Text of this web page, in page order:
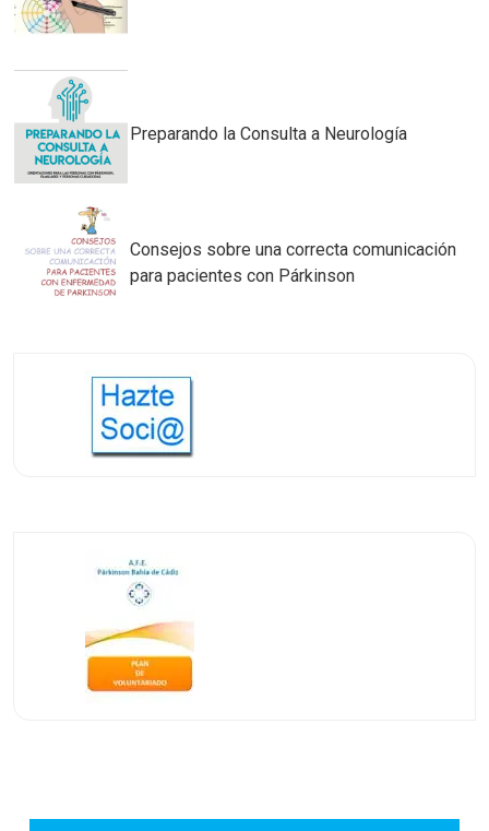
Preparando la Consulta a Neurología
Consejos sobre una correcta comunicación
para pacientes con Párkinson